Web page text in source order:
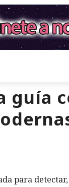
guía
para detectar,